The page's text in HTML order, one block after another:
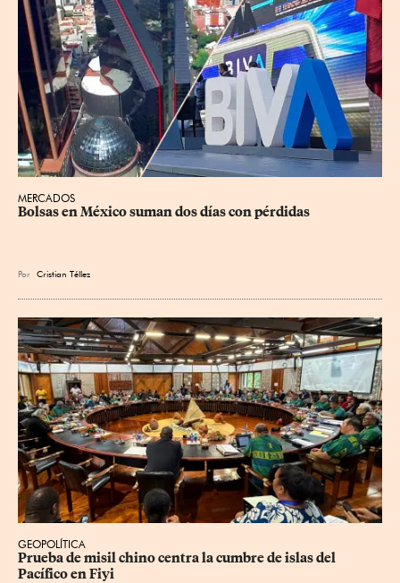
MERCADOS
Bolsas en México suman dos días con pérdidas
Por Cristian Téllez
GEOPOLÍTICA
Prueba de misil chino centra la cumbre de islas del
Pacífico en Fiyi